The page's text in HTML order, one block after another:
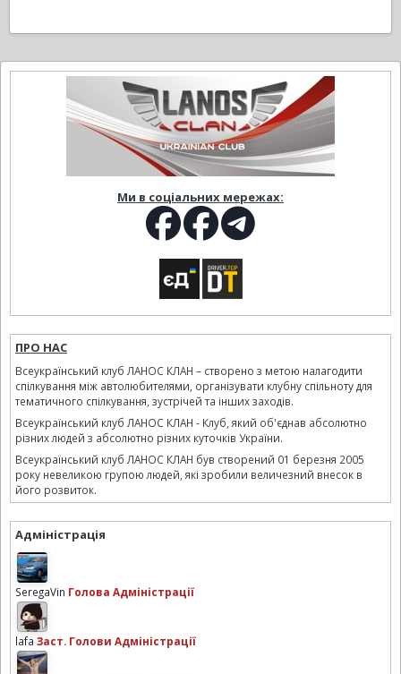
Ми в соціальних мережах:
ПРО НАС
Всеукраїнський клуб ЛАНОС КЛАН – створено з метою налагодити
спілкування між автолюбителями, організувати клубну спільноту для
тематичного спілкування, зустрічей та інших заходів.
Всеукраїнський клуб ЛАНОС КЛАН - Клуб, який об'єднав абсолютно
різних людей з абсолютно різних куточків України.
Всеукраїнський клуб ЛАНОС КЛАН був створений 01 березня 2005
року невеликою групою людей, які зробили величезний внесок в
його розвиток.
Адміністрація
SeregaVin Голова Адміністрації
lafa Заст. Голови Адміністрації